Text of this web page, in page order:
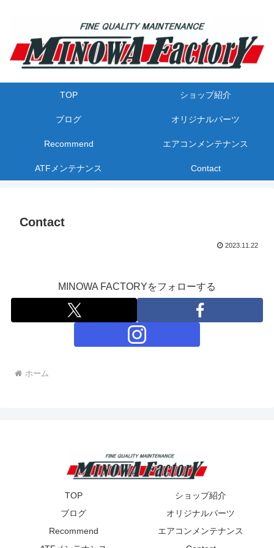
TOP ショップ紹介
ブログ オリジナルパーツ
Recommend エアコンメンテナンス
ATFメンテナンス Contact
Contact
2023.11.22
MINOWA FACTORYをフォローする
ホーム
TOP
ショップ紹介
ブログ
オリジナルパーツ
Recommend
エアコンメンテナンス